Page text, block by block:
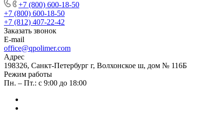
+7 (800) 600-18-50
+7 (800) 600-18-50
+7 (812) 407-22-42
Заказать звонок
E-mail
office@qpolimer.com
Адрес
198326, Санкт-Петербург г, Волхонское ш, дом № 116Б
Режим работы
Пн. – Пт.: с 9:00 до 18:00